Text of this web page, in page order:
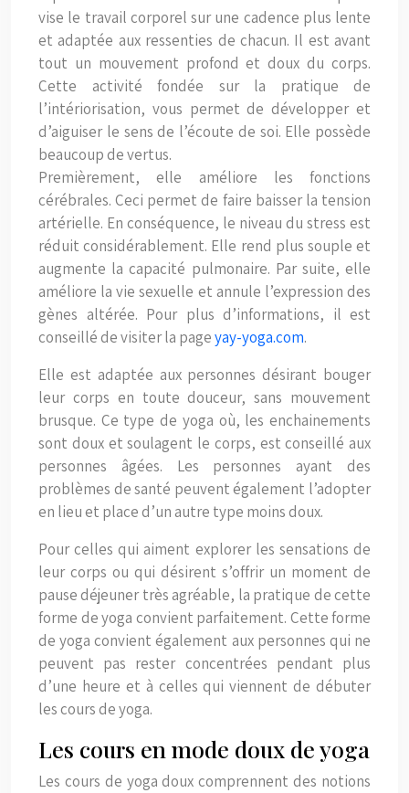
vise le travail corporel sur une cadence plus lente
et adaptée aux ressenties de chacun. Il est avant
tout un mouvement profond et doux du corps.
Cette activité fondée sur la pratique de
l’intériorisation, vous permet de développer et
d’aiguiser le sens de l’écoute de soi. Elle possède
beaucoup de vertus.
Premièrement, elle améliore les fonctions
cérébrales. Ceci permet de faire baisser la tension
artérielle. En conséquence, le niveau du stress est
réduit considérablement. Elle rend plus souple et
augmente la capacité pulmonaire. Par suite, elle
améliore la vie sexuelle et annule l’expression des
gènes altérée. Pour plus d’informations, il est
conseillé de visiter la pageyay-yoga.com.
Elle est adaptée aux personnes désirant bouger
leur corps en toute douceur, sans mouvement
brusque. Ce type de yoga où, les enchainements
sont doux et soulagent le corps, est conseillé aux
personnes âgées. Les personnes ayant des
problèmes de santé peuvent également l’adopter
en lieu et place d’un autre type moins doux.
Pour celles qui aiment explorer les sensations de
leur corps ou qui désirent s’offrir un moment de
pause déjeuner très agréable, la pratique de cette
forme de yoga convient parfaitement. Cette forme
de yoga convient également aux personnes qui ne
peuvent pas rester concentrées pendant plus
d’une heure et à celles qui viennent de débuter
les cours de yoga.
Les cours en mode doux de yoga
Les cours de yoga doux comprennent des notions